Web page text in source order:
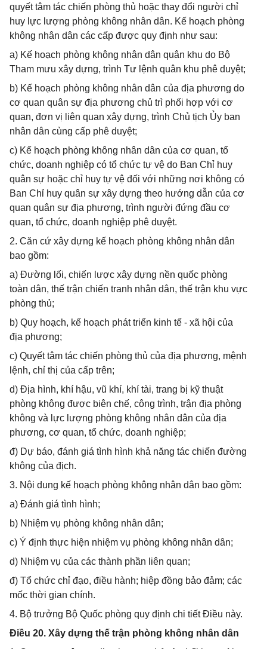
quyết tâm tác chiến phòng thủ hoặc thay đổi người chỉ
huy lực lượng phòng không nhân dân. Kế hoạch phòng
không nhân dân các cấp được quy định như sau:
a) Kế hoạch phòng không nhân dân quân khu do Bộ
Tham mưu xây dựng, trình Tư lệnh quân khu phê duyệt;
b) Kế hoạch phòng không nhân dân của địa phương do
cơ quan quân sự địa phương chủ trì phối hợp với cơ
quan, đơn vị liên quan xây dựng, trình Chủ tịch Ủy ban
nhân dân cùng cấp phê duyệt;
c) Kế hoạch phòng không nhân dân của cơ quan, tổ
chức, doanh nghiệp có tổ chức tự vệ do Ban Chỉ huy
quân sự hoặc chỉ huy tự vệ đối với những nơi không có
Ban Chỉ huy quân sự xây dựng theo hướng dẫn của cơ
quan quân sự địa phương, trình người đứng đầu cơ
quan, tổ chức, doanh nghiệp phê duyệt.
2. Căn cứ xây dựng kế hoạch phòng không nhân dân
bao gồm:
a) Đường lối, chiến lược xây dựng nền quốc phòng
toàn dân, thế trận chiến tranh nhân dân, thế trận khu vực
phòng thủ;
b) Quy hoạch, kế hoạch phát triển kinh tế - xã hội của
địa phương;
c) Quyết tâm tác chiến phòng thủ của địa phương, mệnh
lệnh, chỉ thị của cấp trên;
d) Địa hình, khí hậu, vũ khí, khí tài, trang bị kỹ thuật
phòng không được biên chế, công trình, trận địa phòng
không và lực lượng phòng không nhân dân của địa
phương, cơ quan, tổ chức, doanh nghiệp;
đ) Dự báo, đánh giá tình hình khả năng tác chiến đường
không của địch.
3. Nội dung kế hoạch phòng không nhân dân bao gồm:
a) Đánh giá tình hình;
b) Nhiệm vụ phòng không nhân dân;
c) Ý định thực hiện nhiệm vụ phòng không nhân dân;
d) Nhiệm vụ của các thành phần liên quan;
đ) Tổ chức chỉ đạo, điều hành; hiệp đồng bảo đảm; các
mốc thời gian chính.
4. Bộ trưởng Bộ Quốc phòng quy định chi tiết Điều này.
Điều 20. Xây dựng thế trận phòng không nhân dân